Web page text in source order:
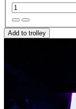
Add to trolley